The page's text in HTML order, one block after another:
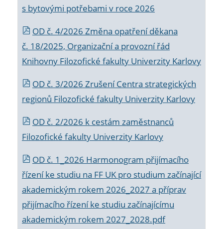
s bytovými potřebami v roce 2026
OD č. 4/2026 Změna opatření děkana
č. 18/2025, Organizační a provozní řád
Knihovny Filozofické fakulty Univerzity Karlovy
OD č. 3/2026 Zrušení Centra strategických
regionů Filozofické fakulty Univerzity Karlovy
OD č. 2/2026 k cestám zaměstnanců
Filozofické fakulty Univerzity Karlovy
OD č. 1_2026 Harmonogram přijímacího
řízení ke studiu na FF UK pro studium začínající
akademickým rokem 2026_2027 a příprav
přijímacího řízení ke studiu začínajícímu
akademickým rokem 2027_2028.pdf